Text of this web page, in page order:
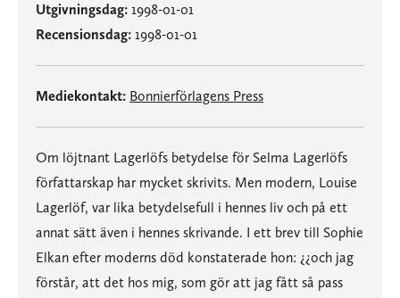
Utgivningsdag: 1998-01-01
Recensionsdag: 1998-01-01
Mediekontakt: Bonnierförlagens Press
Om löjtnant Lagerlöfs betydelse för Selma Lagerlöfs
författarskap har mycket skrivits. Men modern, Louise
Lagerlöf, var lika betydelsefull i hennes liv och på ett
annat sätt även i hennes skrivande. I ett brev till Sophie
Elkan efter moderns död konstaterade hon: ¿¿och jag
förstår, att det hos mig, som gör att jag fått så pass